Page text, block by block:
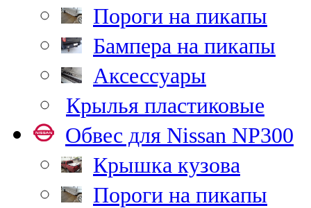
Пороги на пикапы
Бампера на пикапы
Аксессуары
Крылья пластиковые
Обвес для Nissan NP300
Крышка кузова
Пороги на пикапы